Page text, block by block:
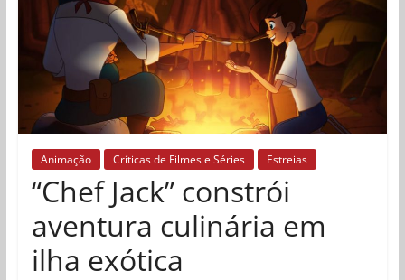
Animação Críticas de Filmes e Séries Estreias
“Chef Jack” constrói
aventura culinária em
ilha exótica